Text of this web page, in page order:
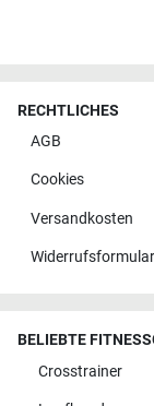
RECHTLICHES
AGB
Cookies
Versandkosten
Widerrufsformular
BELIEBTE
Crosstrainer